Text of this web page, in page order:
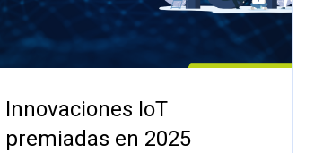
Innovaciones IoT
premiadas en 2025